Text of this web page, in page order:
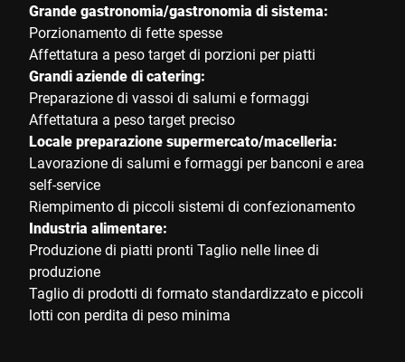
Grande gastronomia/gastronomia di sistema:
Porzionamento di fette spesse
Affettatura a peso target di porzioni per piatti
Grandi aziende di catering:
Preparazione di vassoi di salumi e formaggi
Affettatura a peso target preciso
Locale preparazione supermercato/macelleria:
Lavorazione di salumi e formaggi per banconi e area
self-service
Riempimento di piccoli sistemi di confezionamento
Industria alimentare:
Produzione di piatti pronti Taglio nelle linee di
produzione
Taglio di prodotti di formato standardizzato e piccoli
lotti con perdita di peso minima